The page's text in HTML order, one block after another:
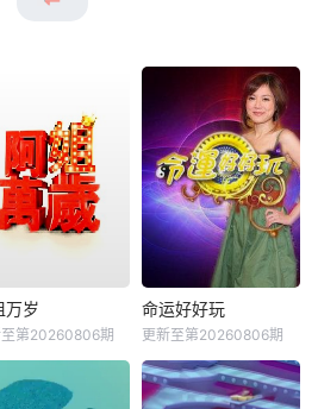
万岁
至第20260806期
命运好好玩
更新至第20260806期